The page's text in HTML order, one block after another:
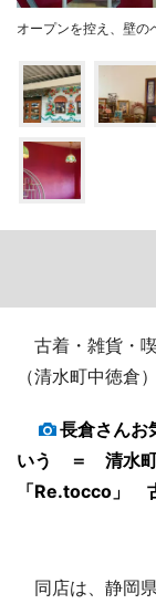
オープンを控え、壁の
古着・雑貨・
（清水町中徳倉
長倉さんお
いう ＝ 清水町
「Re.tocco」
同店は、静岡